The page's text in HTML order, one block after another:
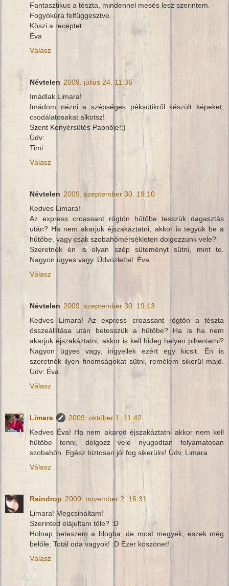
Fantasztikus a tészta, mindennel mesés lesz szerintem.
Fogyókúra felfüggesztve.
Köszi a receptet.
Éva
Válasz
Névtelen 2009. július 24. 11:36
Imádlak Limara!
Imádom nézni a szépséges péksütikről készült képeket,
csodálatosakat alkotsz!
Szent Kenyérsütés Papnője!;)
Üdv:
Timi
Válasz
Névtelen 2009. szeptember 30. 19:10
Kedves Limara!
Az express croassant rögtön hűtőbe tesszük dagasztás
után? Ha nem akarjuk éjszakáztatni, akkor is tegyük be a
hűtőbe, vagy csak szobahőmérsékleten dolgozzunk vele?
Szeretnék én is olyan szép süteményt sütni, mint te.
Nagyon ügyes vagy. Üdvözlettel: Éva
Válasz
Névtelen 2009. szeptember 30. 19:13
Kedves Limara! Az express croassant rögtön a tészta
összeállítása után betesszük a hűtőbe? Ha is ha nem
akarjuk éjszakáztatni, akkor is kell hideg helyen pihentetni?
Nagyon ügyes vagy, irigyellek ezért egy kicsit. Én is
szeretnék ilyen finomságokat sütni, remélem sikerül majd.
Üdv: Éva
Válasz
Limara
2009. október 1. 11:42
Kedves Éva! Ha nem akarod éjszakáztatni akkor nem kell
hűtőbe tenni, dolgozz vele nyugodtan folyamatosan
szobahőn. Egész biztosan jól fog sikerülni! Üdv, Limara
Válasz
Raindrop 2009. november 2. 16:31
Limara! Megcsináltam!
Szerinted elájultam tőle? :D
Holnap beteszem a blogba, de most megyek, eszek még
belőle. Totál oda vagyok! :D Ezer köszönet!
Válasz